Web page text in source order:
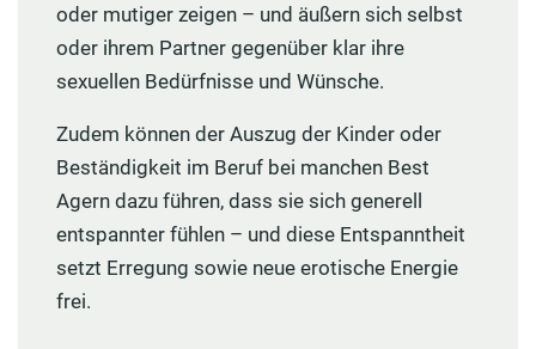
oder mutiger zeigen – und äußern sich selbst
oder ihrem Partner gegenüber klar ihre
sexuellen Bedürfnisse und Wünsche.
Zudem können der Auszug der Kinder oder
Beständigkeit im Beruf bei manchen Best
Agern dazu führen, dass sie sich generell
entspannter fühlen – und diese Entspanntheit
setzt Erregung sowie neue erotische Energie
frei.